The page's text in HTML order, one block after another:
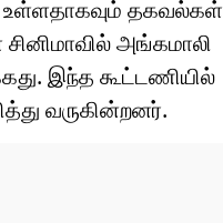
உள்ளதாகவும் தகவல்கள்
அங்கமாலி
இந்த கூட்டணியில்
வருகின்றனர்.